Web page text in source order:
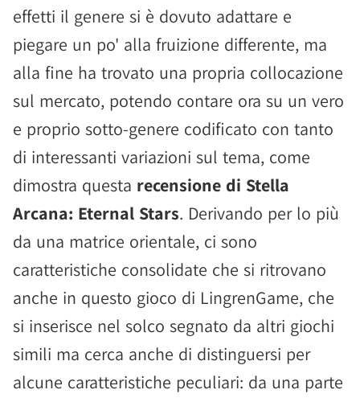
effetti il genere si è dovuto adattare e
piegare un po' alla fruizione differente, ma
alla fine ha trovato una propria collocazione
sul mercato, potendo contare ora su un vero
e proprio sotto-genere codificato con tanto
di interessanti variazioni sul tema, come
dimostra questa recensione di Stella
Arcana: Eternal Stars. Derivando per lo più
da una matrice orientale, ci sono
caratteristiche consolidate che si ritrovano
anche in questo gioco di LingrenGame, che
si inserisce nel solco segnato da altri giochi
simili ma cerca anche di distinguersi per
alcune caratteristiche peculiari: da una parte